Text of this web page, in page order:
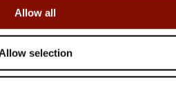
Allow all
selection